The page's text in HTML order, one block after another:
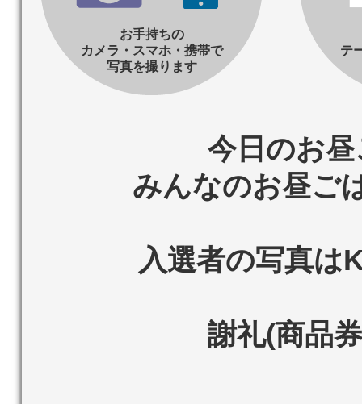
お手持ちの
カメラ・スマホ・携帯で
写真を撮ります
テ
今日のお
みんなのお昼ご
入選者の写真は
謝礼(商品